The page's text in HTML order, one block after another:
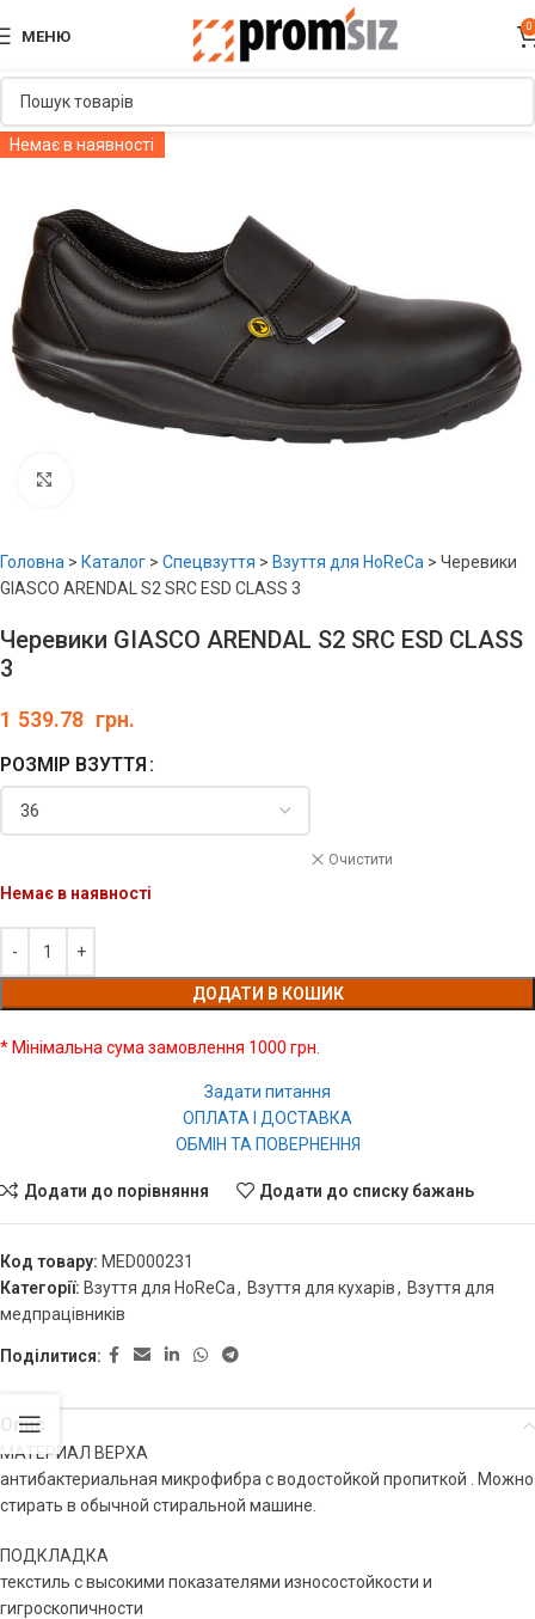
МЕНЮ
0
Немає в наявності
Головна > Каталог > Спецвзуття > Взуття для HoReCa > Черевики
GIASCO ARENDAL S2 SRC ESD CLASS 3
Черевики GIASCO ARENDAL S2 SRC ESD CLASS
3
1 539.78 грн.
РОЗМІР ВЗУТТЯ
Очистити
Немає в наявності
ДОДАТИ В КОШИК
* Мінімальна сума замовлення 1000 грн.
Задати питання
ОПЛАТА І ДОСТАВКА
ОБМІН ТА ПОВЕРНЕННЯ
Додати до порівняння Додати до списку бажань
Код товару: MED000231
Категорії: Взуття для HoReCa, Взуття для кухарів, Взуття для
медпрацівників
Поділитися:
Опис
МАТЕРИАЛ ВЕРХА
антибактериальная микрофибра с водостойкой пропиткой . Можно
стирать в обычной стиральной машине.
ПОДКЛАДКА
текстиль с высокими показателями износостойкости и
гигроскопичности